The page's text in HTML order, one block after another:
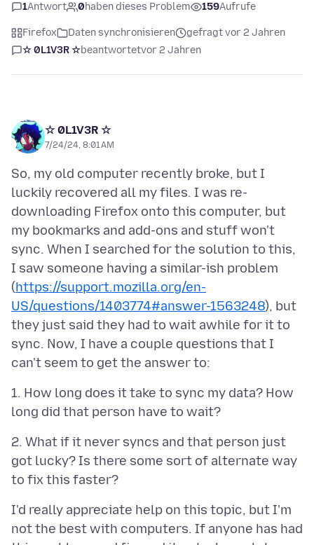
1Antwort 0haben dieses Problem 159Aufrufe
Firefox Daten synchronisieren
gefragt vor 2 Jahren
☆ 0L1V3R ☆beantwortetvor 2 Jahren
☆ 0L1V3R ☆
7/24/24, 8:01 AM
So, my old computer recently broke, but I
luckily recovered all my files. I was re-
downloading Firefox onto this computer, but
my bookmarks and add-ons and stuff won't
sync. When I searched for the solution to this,
I saw someone having a similar-ish problem
(https://support.mozilla.org/en-
US/questions/1403774#answer-1563248), but
they just said they had to wait awhile for it to
sync. Now, I have a couple questions that I
1. How long does it take to sync my data? How
2. What if it never syncs and that person just
got lucky? Is there some sort of alternate way
I'd really appreciate help on this topic, but I'm
not the best with computers. If anyone has had